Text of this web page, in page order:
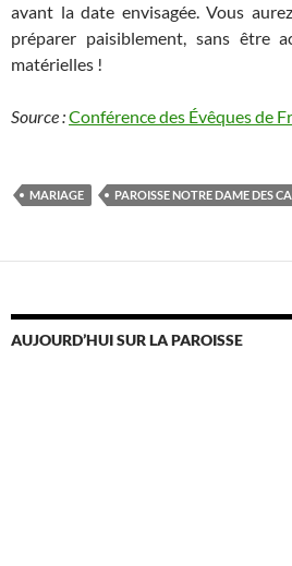
avant la date envisagée. Vous
préparer paisiblement, sans être
matérielles !
Source :Conférence des Évêques de
MARIAGE PAROISSE NOTRE DAME DES
AUJOURD’HUI SUR LA PAROISSE